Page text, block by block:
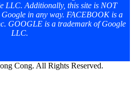
LLC. Additionally, this site is NOT
in any way. FACEBOOK is a
GOOGLE is a trademark of Google
LLC.
Cong. All Rights Reserved.